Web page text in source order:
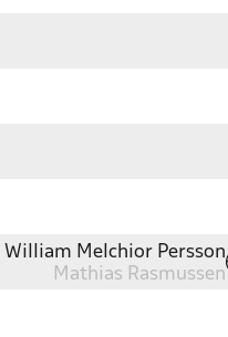
William Melchior Persson
Mathias Rasmussen